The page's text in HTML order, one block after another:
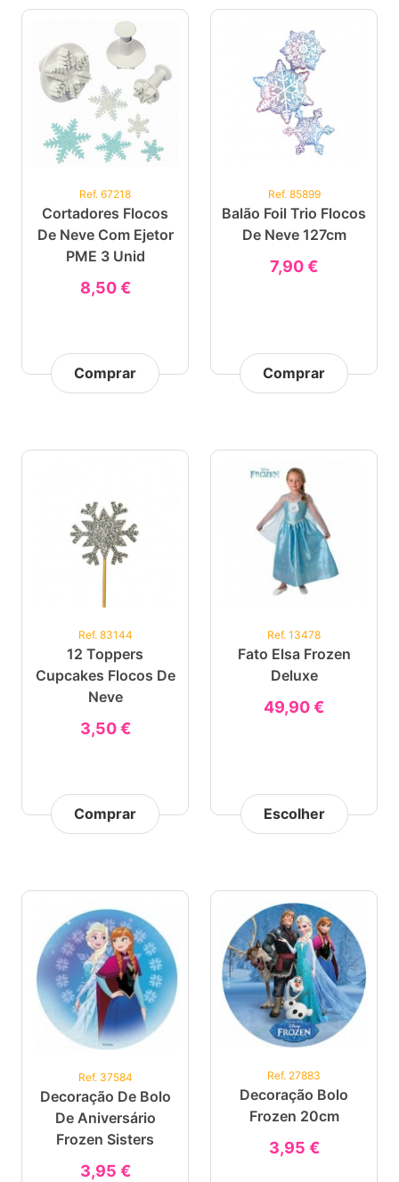
Ref. 67218
Cortadores Flocos
De Neve Com Ejetor
PME 3 Unid
8,50 €
Comprar
Ref. 85899
Balão Foil Trio Flocos
De Neve 127cm
7,90 €
Comprar
Ref. 83144
12 Toppers
Cupcakes Flocos De
Neve
3,50 €
Comprar
Ref. 13478
Fato Elsa Frozen
Deluxe
49,90 €
Escolher
Ref. 37584
Decoração De Bolo
De Aniversário
Frozen Sisters
3,95 €
Ref. 27883
Decoração Bolo
Frozen 20cm
3,95 €